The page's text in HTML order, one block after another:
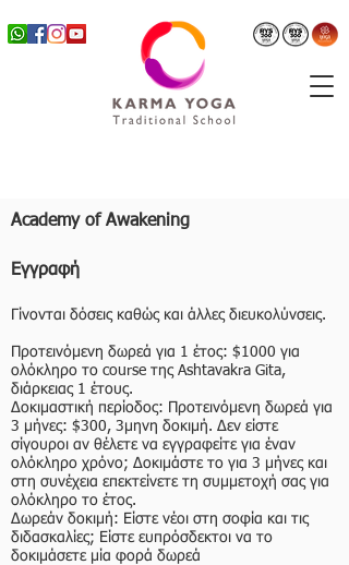
Academy of Awakening
Εγγραφή
Γίνονται δόσεις καθώς και άλλες διευκολύνσεις.
Προτεινόμενη δωρεά για 1 έτος: $1000 για
ολόκληρο το course της Ashtavakra Gita,
διάρκειας 1 έτους. ​
Δοκιμαστική περίοδος: Προτεινόμενη δωρεά για
3 μήνες: $300, 3μηνη δοκιμή. Δεν είστε
σίγουροι αν θέλετε να εγγραφείτε για έναν
ολόκληρο χρόνο; Δοκιμάστε το για 3 μήνες και
στη συνέχεια επεκτείνετε τη συμμετοχή σας για
ολόκληρο το έτος. ​
Δωρεάν δοκιμή: Είστε νέοι στη σοφία και τις
διδασκαλίες; Είστε ευπρόσδεκτοι να το
δοκιμάσετε μία φορά δωρεά